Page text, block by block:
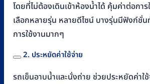
โดยที่ไม่ต้องเดินเข้าห้องน้ำได้ คุ้มค่าต่อกา
เลือกหลายรุ่น หลายดีไซน์ บางรุ่นมีฟังก์ชั่
การใช้งานมากๆ
2. ประหยัดค่าใช้จ่าย
รถเข็นอาบน้ำและนั่งถ่าย ช่วยประหยัดค่าใ